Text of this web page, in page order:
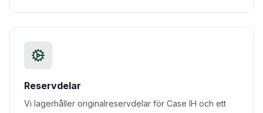
Reservdelar
Vi lagerhåller originalreservdelar för Case IH och ett